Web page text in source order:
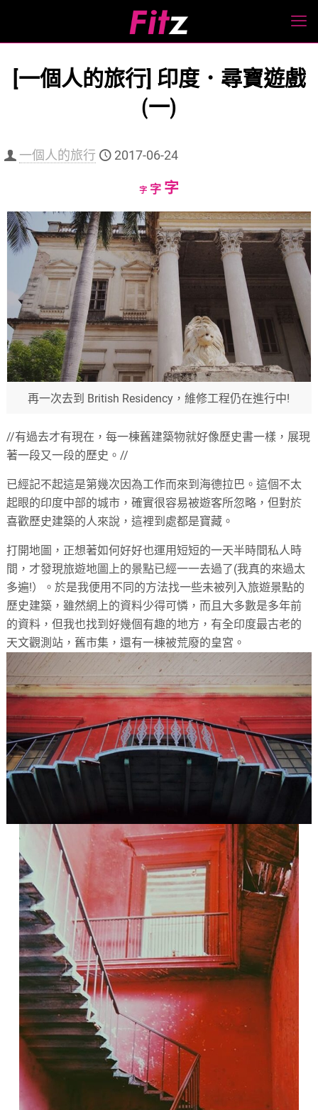
[一個人的旅行] 印度．尋寶遊戲
(一)
一個人的旅行 2017-06-24
字Decrease
size.
字Reset
size.
字Increase
size.
再一次去到 British Residency，維修工程仍在進行中!
//有過去才有現在，每一棟舊建築物就好像歷史書一樣，展現
著一段又一段的歷史。//
已經記不起這是第幾次因為工作而來到海德拉巴。這個不太
起眼的印度中部的城市，確實很容易被遊客所忽略，但對於
喜歡歷史建築的人來說，這裡到處都是寶藏。
打開地圖，正想著如何好好也運用短短的一天半時間私人時
間，才發現旅遊地圖上的景點已經一一去過了(我真的來過太
多遍!）。於是我便用不同的方法找一些未被列入旅遊景點的
歷史建築，雖然網上的資料少得可憐，而且大多數是多年前
的資料，但我也找到好幾個有趣的地方，有全印度最古老的
天文觀測站，舊市集，還有一棟被荒廢的皇宮。